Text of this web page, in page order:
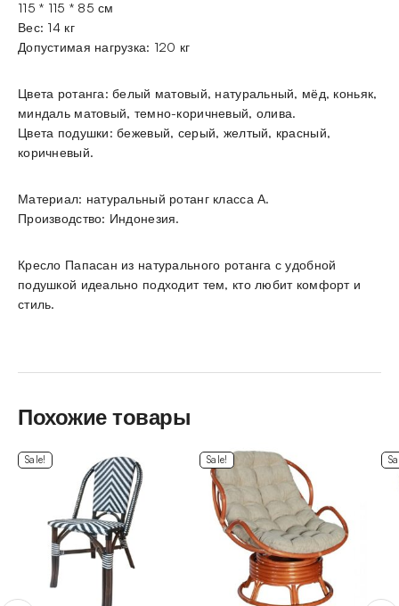
115 * 115 * 85 см
Вес: 14 кг
Допустимая нагрузка: 120 кг
Цвета ротанга: белый матовый, натуральный, мёд, коньяк,
миндаль матовый, темно-коричневый, олива.
Цвета подушки: бежевый, серый, желтый, красный,
коричневый.
Материал: натуральный ротанг класса А.
Производство: Индонезия.
Кресло Папасан из натурального ротанга с удобной
подушкой идеально подходит тем, кто любит комфорт и
стиль.
Похожие товары
Sale! Sale!